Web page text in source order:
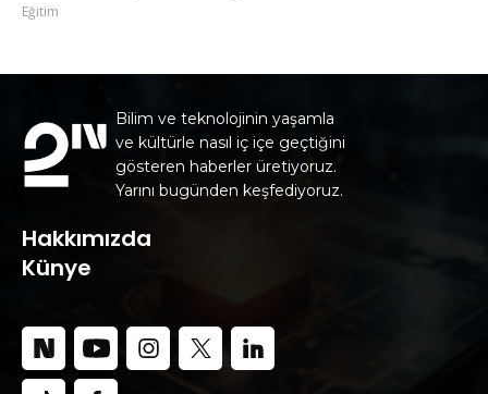
Eğitim
Bilim ve teknolojinin yaşamla
ve kültürle nasıl iç içe geçtiğini
gösteren haberler üretiyoruz.
Yarını bugünden keşfediyoruz.
Hakkımızda
Künye